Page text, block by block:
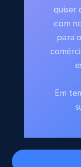
quiser
com
para
Em